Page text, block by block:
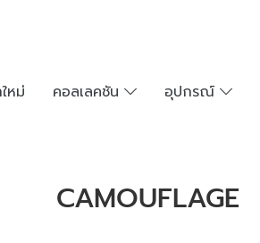
หม่ คอลเลคชัน อุปกรณ์
CAMOUFLAGE